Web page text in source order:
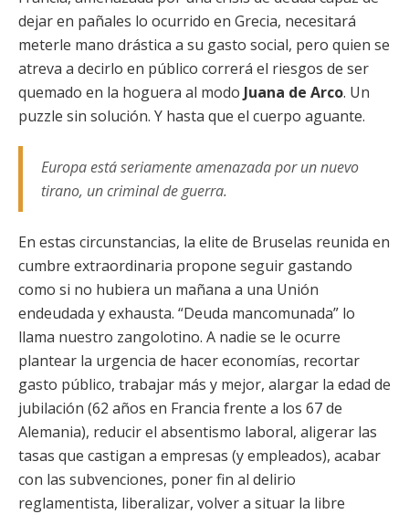
dejar en pañales lo ocurrido en Grecia, necesitará
meterle mano drástica a su gasto social, pero quien se
atreva a decirlo en público correrá el riesgos de ser
quemado en la hoguera al modo Juana de Arco. Un
puzzle sin solución. Y hasta que el cuerpo aguante.
Europa está seriamente amenazada por un nuevo
tirano, un criminal de guerra.
En estas circunstancias, la elite de Bruselas reunida en
cumbre extraordinaria propone seguir gastando
como si no hubiera un mañana a una Unión
endeudada y exhausta. “Deuda mancomunada” lo
llama nuestro zangolotino. A nadie se le ocurre
plantear la urgencia de hacer economías, recortar
gasto público, trabajar más y mejor, alargar la edad de
jubilación (62 años en Francia frente a los 67 de
Alemania), reducir el absentismo laboral, aligerar las
tasas que castigan a empresas (y empleados), acabar
con las subvenciones, poner fin al delirio
reglamentista, liberalizar, volver a situar la libre